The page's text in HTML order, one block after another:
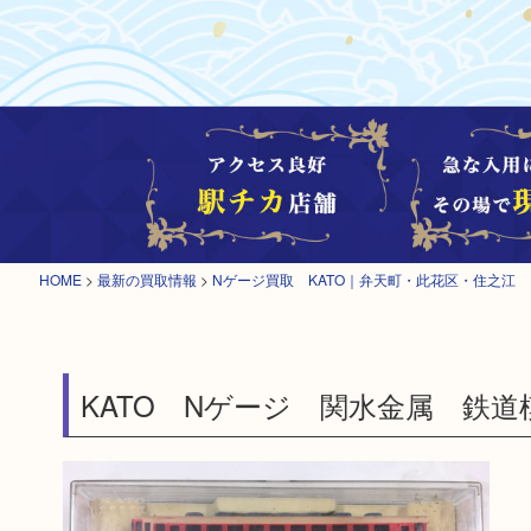
HOME > 最新の買取情報 > Nゲージ買取 KATO｜弁天町・此花区・住之江
KATO Nゲージ 関水金属 鉄道